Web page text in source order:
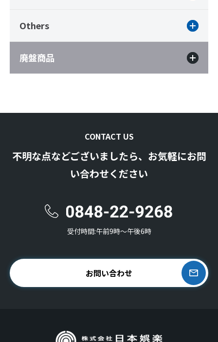
Others
廃盤商品
CONTACT US
不明な点などございましたら、お気軽にお問
い合わせください
受付時間:午前9時〜午後6時
お問い合わせ